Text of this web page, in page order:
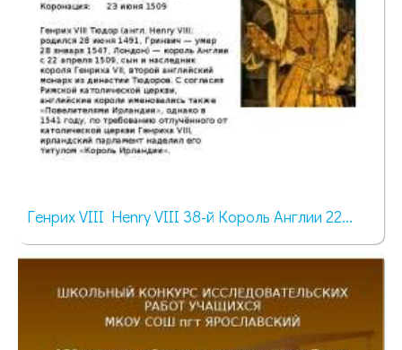
Генрих VIII Henry VIII 38-й Король Англии 22...